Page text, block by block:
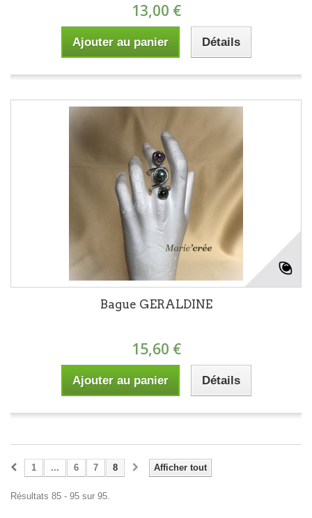
13,00 €
Ajouter au panier Détails
Bague GERALDINE
15,60 €
Ajouter au panier Détails
Afficher tout
1 ... 6 7 8
Résultats 85 - 95 sur 95.